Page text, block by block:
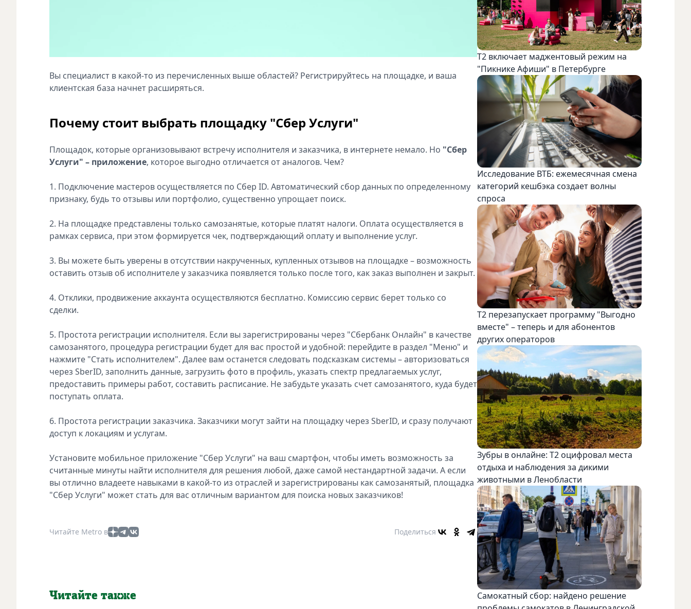
Вы специалист в какой-то из перечисленных выше областей? Регистрируйтесь на площадке, и ваша
клиентская база начнет расширяться.
Почему стоит выбрать площадку "Сбер Услуги"
Площадок, которые организовывают встречу исполнителя и заказчика, в интернете немало. Но "Сбер
Услуги" – приложение, которое выгодно отличается от аналогов. Чем?
1. Подключение мастеров осуществляется по Сбер ID. Автоматический сбор данных по определенному
признаку, будь то отзывы или портфолио, существенно упрощает поиск.
2. На площадке представлены только самозанятые, которые платят налоги. Оплата осуществляется в
рамках сервиса, при этом формируется чек, подтверждающий оплату и выполнение услуг.
3. Вы можете быть уверены в отсутствии накрученных, купленных отзывов на площадке – возможность
оставить отзыв об исполнителе у заказчика появляется только после того, как заказ выполнен и закрыт.
4. Отклики, продвижение аккаунта осуществляются бесплатно. Комиссию сервис берет только со
сделки.
5. Простота регистрации исполнителя. Если вы зарегистрированы через "Сбербанк Онлайн" в качестве
самозанятого, процедура регистрации будет для вас простой и удобной: перейдите в раздел "Меню" и
нажмите "Стать исполнителем". Далее вам останется следовать подсказкам системы – авторизоваться
через SberID, заполнить данные, загрузить фото в профиль, указать спектр предлагаемых услуг,
предоставить примеры работ, составить расписание. Не забудьте указать счет самозанятого, куда будет
поступать оплата.
6. Простота регистрации заказчика. Заказчики могут зайти на площадку через SberID, и сразу получают
доступ к локациям и услугам.
Установите мобильное приложение "Сбер Услуги" на ваш смартфон, чтобы иметь возможность за
считанные минуты найти исполнителя для решения любой, даже самой нестандартной задачи. А если
вы отлично владеете навыками в какой-то из отраслей и зарегистрированы как самозанятый, площадка
"Сбер Услуги" может стать для вас отличным вариантом для поиска новых заказчиков!
Читайте Metro в Поделиться
Читайте также
Т2 включает маджентовый режим на
"Пикнике Афиши" в Петербурге
Исследование ВТБ: ежемесячная смена
категорий кешбэка создает волны
спроса
Т2 перезапускает программу "Выгодно
вместе" – теперь и для абонентов
других операторов
Зубры в онлайне: Т2 оцифровал места
отдыха и наблюдения за дикими
животными в Ленобласти
Самокатный сбор: найдено решение